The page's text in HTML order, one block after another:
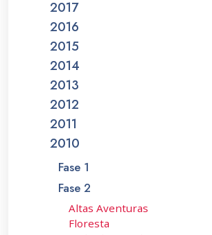
2017
2016
2015
2014
2013
2012
2011
2010
Fase 1
Fase 2
Altas Aventuras
Floresta